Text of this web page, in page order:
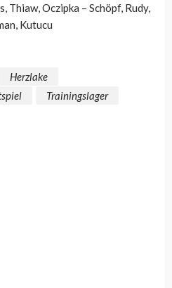
Thiaw, Oczipka – Schöpf, Rudy,
Kutucu
Herzlake
Trainingslager